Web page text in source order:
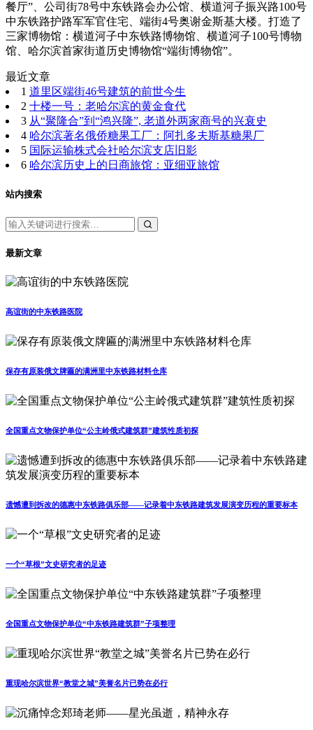
餐厅”、公司街78号中东铁路会办公馆、横道河子振兴路100号
中东铁路护路军军官住宅、端街4号奥谢金斯基大楼。打造了
三家博物馆：横道河子中东铁路博物馆、横道河子100号博物
馆、哈尔滨首家街道历史博物馆“端街博物馆”。
最近文章
1 道里区端街46号建筑的前世今生
2 十楼一号：老哈尔滨的黄金食代
3 从“聚隆合”到“鸿兴隆”, 老道外两家商号的兴衰史
4 哈尔滨著名俄侨糖果工厂：阿扎多夫斯基糖果厂
5 国际运输株式会社哈尔滨支店旧影
6 哈尔滨历史上的日商旅馆：亚细亚旅馆
站内搜索
最新文章
高谊街的中东铁路医院
保存有原装俄文牌匾的满洲里中东铁路材料仓库
全国重点文物保护单位“公主岭俄式建筑群”建筑性质初探
遗憾遭到拆改的德惠中东铁路俱乐部——记录着中东铁路建筑发展演变历程的重要标本
一个“草根”文史研究者的足迹
全国重点文物保护单位“中东铁路建筑群”子项整理
重现哈尔滨世界“教堂之城”美誉名片已势在必行